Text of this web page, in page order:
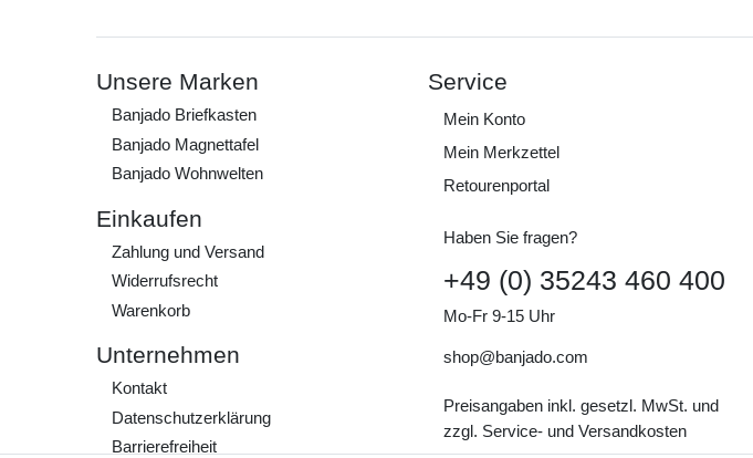
Unsere Marken
Banjado Briefkasten
Banjado Magnettafel
Banjado Wohnwelten
Einkaufen
Zahlung und Versand
Widerrufs­recht
Warenkorb
Unternehmen
Kontakt
Daten­schutz­erklärung
Barrierefreiheit
Service
Mein Konto
Mein Merkzettel
Retourenportal
Haben Sie fragen?
+49 (0) 35243 460 400
Mo-Fr 9-15 Uhr
shop@banjado.com
Preisangaben inkl. gesetzl. MwSt. und
zzgl. Service- und Versandkosten